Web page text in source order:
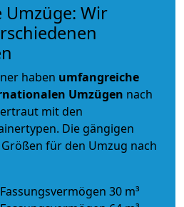
Wir
haben umfangreiche
Umzügen nach
mit den
Die gängigen
für den Umzug nach
30 m³